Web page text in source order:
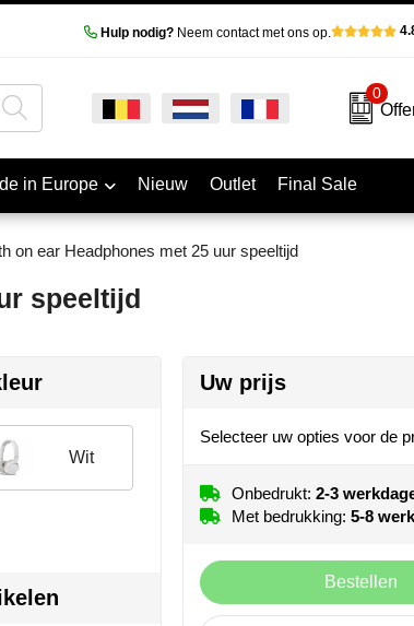
Hulp nodig?Neem contact met ons op.
0
in Europe Nieuw Outlet Final Sale
on ear Headphones met 25 uur speeltijd
speeltijd
Wit
Uw prijs
Selecteer uw opties voor de
Onbedrukt: 2-3
Met bedrukking: 5-8
Bestellen